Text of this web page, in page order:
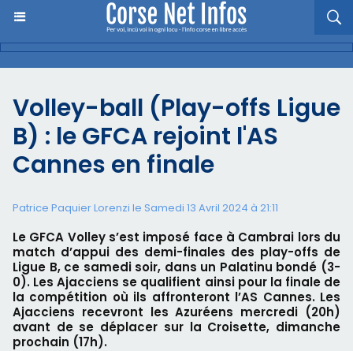
Volley-ball (Play-offs Ligue
B) : le GFCA rejoint l'AS
Cannes en finale
Patrice Paquier Lorenzi le Samedi 13 Avril 2024 à 21:11
​Le GFCA Volley s’est imposé face à Cambrai lors du
match d’appui des demi-finales des play-offs de
Ligue B, ce samedi soir, dans un Palatinu bondé (3-
0). Les Ajacciens se qualifient ainsi pour la finale de
la compétition où ils affronteront l’AS Cannes. Les
Ajacciens recevront les Azuréens mercredi (20h)
avant de se déplacer sur la Croisette, dimanche
prochain (17h).